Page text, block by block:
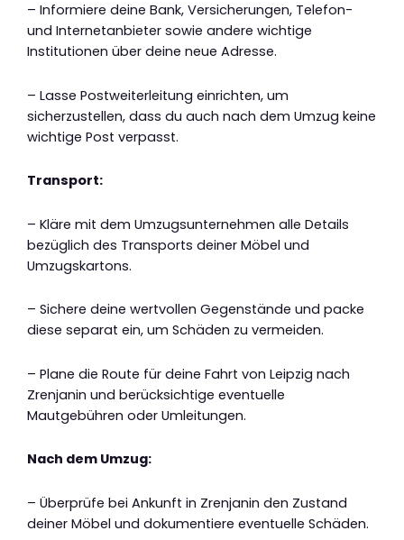
– Informiere deine Bank, Versicherungen, Telefon-
und Internetanbieter sowie andere wichtige
Institutionen über deine neue Adresse.
– Lasse Postweiterleitung einrichten, um
sicherzustellen, dass du auch nach dem Umzug keine
wichtige Post verpasst.
Transport:
– Kläre mit dem Umzugsunternehmen alle Details
bezüglich des Transports deiner Möbel und
Umzugskartons.
– Sichere deine wertvollen Gegenstände und packe
diese separat ein, um Schäden zu vermeiden.
– Plane die Route für deine Fahrt von Leipzig nach
Zrenjanin und berücksichtige eventuelle
Mautgebühren oder Umleitungen.
Nach dem Umzug:
– Überprüfe bei Ankunft in Zrenjanin den Zustand
deiner Möbel und dokumentiere eventuelle Schäden.